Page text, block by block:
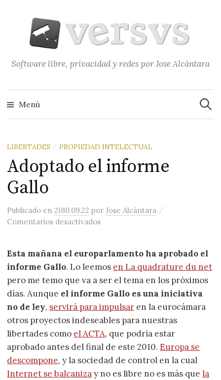
contenido
Software libre, privacidad y redes por Jose Alcántara
Menú
LIBERTADES / PROPIEDAD INTELECTUAL
Adoptado el informe
Gallo
Publicado en2010.09.22 porJose Alcántara /
Comentarios desactivadosen Adoptado el informe Gallo
Esta mañana el europarlamento ha aprobado el
informe Gallo. Lo leemos en La quadrature du net
pero me temo que va a ser el tema en los próximos
días. Aunque el informe Gallo es una iniciativa
no de ley, servirá para impulsar en la eurocámara
otros proyectos indeseables para nuestras
libertades como el ACTA, que podría estar
aprobado antes del final de este 2010.Europa se
descompone, y la sociedad de control en la cual
Internet se balcanizay no es libre no es más quela